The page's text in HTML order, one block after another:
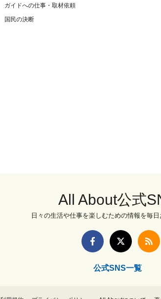
ガイドへの仕事・取材依頼
国民の決断
All About公式
日々の生活や仕事を楽しむための情報を毎日
公式SNS一覧